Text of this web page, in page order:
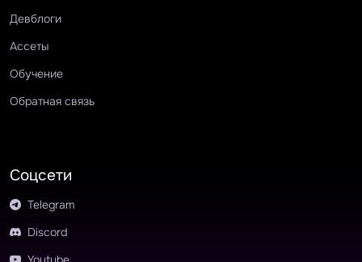
Девблоги
Ассеты
Обучение
Обратная связь
Соцсети
Telegram
Discord